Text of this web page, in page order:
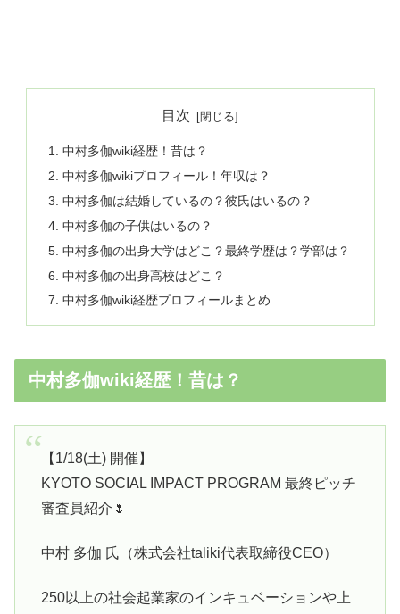
目次
中村多伽wiki経歴！昔は？
中村多伽wikiプロフィール！年収は？
中村多伽は結婚しているの？彼氏はいるの？
中村多伽の子供はいるの？
中村多伽の出身大学はどこ？最終学歴は？学部は？
中村多伽の出身高校はどこ？
中村多伽wiki経歴プロフィールまとめ
中村多伽wiki経歴！昔は？
【1/18(土) 開催】
KYOTO SOCIAL IMPACT PROGRAM 最終ピッチ
審査員紹介🌷
中村 多伽 氏（株式会社taliki代表取締役CEO）
250以上の社会起業家のインキュベーションや上